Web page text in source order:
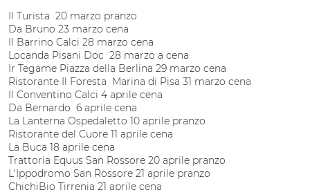
Il Turista 20 marzo pranzo
Da Bruno 23 marzo cena
Il Barrino Calci 28 marzo cena
Locanda Pisani Doc 28 marzo a cena
Ir Tegame Piazza della Berlina 29 marzo cena
Ristorante Il Foresta Marina di Pisa 31 marzo cena
Il Conventino Calci 4 aprile cena
Da Bernardo 6 aprile cena
La Lanterna Ospedaletto 10 aprile pranzo
Ristorante del Cuore 11 aprile cena
La Buca 18 aprile cena
Trattoria Equus San Rossore 20 aprile pranzo
L'Ippodromo San Rossore 21 aprile pranzo
ChichiBio Tirrenia 21 aprile cena